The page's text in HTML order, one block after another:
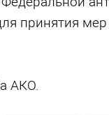
принятия
АКО.